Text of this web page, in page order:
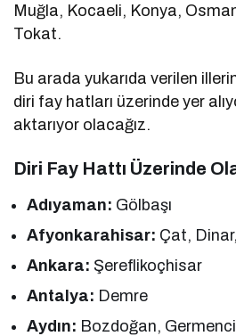
Muğla, Kocaeli, Konya,
Tokat.
Bu arada yukarıda verilen
diri fay hatları üzerinde yer
aktarıyor olacağız.
Diri Fay Hattı Üzerinde
Adıyaman: Gölbaşı
Afyonkarahisar: Çat, Dinar,
Ankara: Şereflikoçhisar
Antalya: Demre
Aydın: Bozdoğan,